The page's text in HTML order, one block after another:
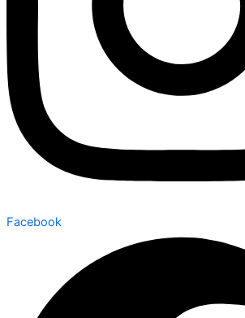
Facebook